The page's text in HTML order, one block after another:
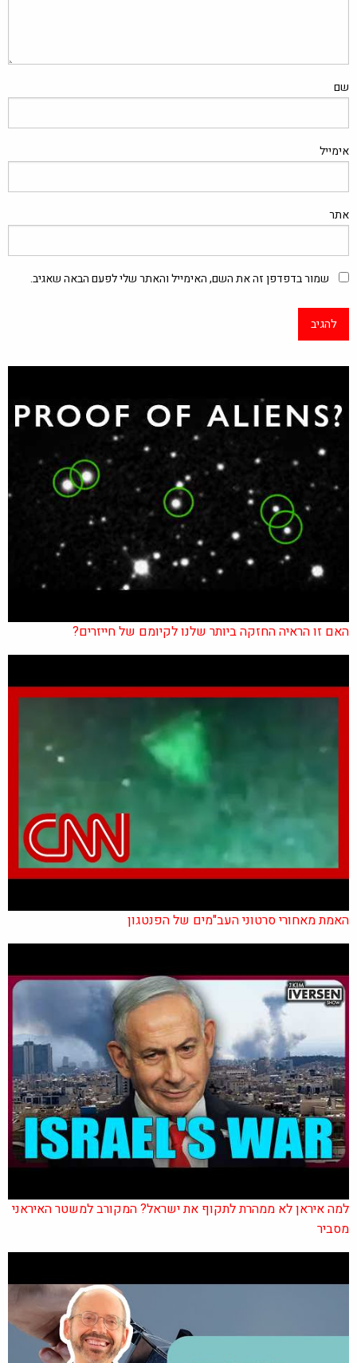
שם
אימייל
אתר
שמור בדפדפן זה את השם, האימייל והאתר שלי לפעם הבאה שאגיב.
האם זו הראיה החזקה ביותר שלנו לקיומם של חייזרים?
האמת מאחורי סרטוני העב"מים של הפנטגון
למה איראן לא ממהרת לתקוף את ישראל? המקורב למשטר האיראני
מסביר